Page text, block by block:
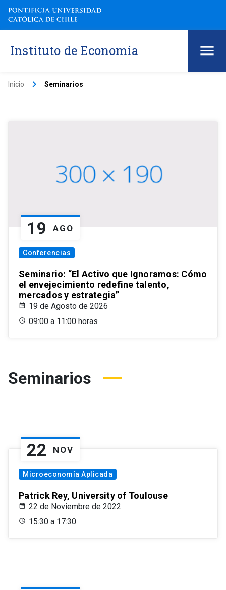
Instituto de Economía
Inicio keyboard_arrow_right Seminarios
19 AGO
Conferencias
Seminario: “El Activo que Ignoramos: Cómo
el envejecimiento redefine talento,
mercados y estrategia”
19 de Agosto de 2026
09:00 a 11:00 horas
Seminarios
22 NOV
Microeconomía Aplicada
Patrick Rey, University of Toulouse
22 de Noviembre de 2022
15:30 a 17:30